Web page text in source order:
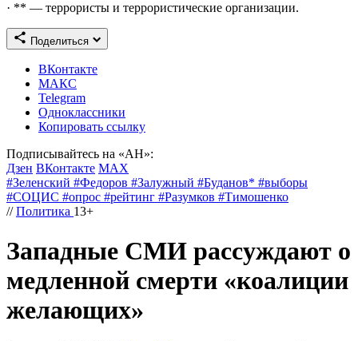
· ** — террористы и террористические организации.
Поделиться
ВКонтакте
МАКС
Telegram
Одноклассники
Копировать ссылку
Подписывайтесь на «АН»:
Дзен ВКонтакте МАХ
#Зеленский #Федоров #Залужный #Буданов* #выборы
#СОЦИС #опрос #рейтинг #Разумков #Тимошенко
// Политика 13+
Западные СМИ рассуждают о
медленной смерти «коалиции
желающих»